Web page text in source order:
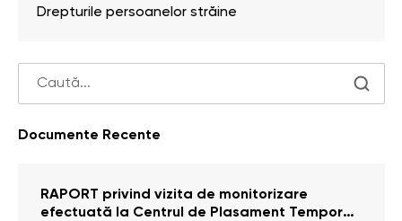
Drepturile persoanelor străine
Documente Recente
RAPORT privind vizita de monitorizare
efectuată la Centrul de Plasament Temporar